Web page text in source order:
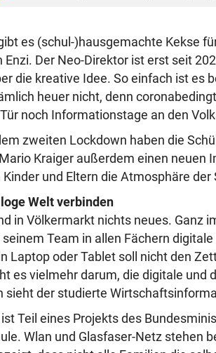
es (schul-)hausgemachte Kekse
Der Neo-Direktor ist erst seit
die kreative Idee. So einfach ist es
heuer nicht, denn
noch Informationstage an den
zweiten Lockdown haben die
Kraiger außerdem einen neuen
Kinder und Eltern die Atmosphäre der
Welt verbinden
in Völkermarkt nichts neues. Ganz
Team in allen Fächern
Laptop oder Tablet soll nicht den
es vielmehr darum, die digitale und
sieht der studierte
Teil eines Projekts des
Wlan und Glasfaser-Netz stehen